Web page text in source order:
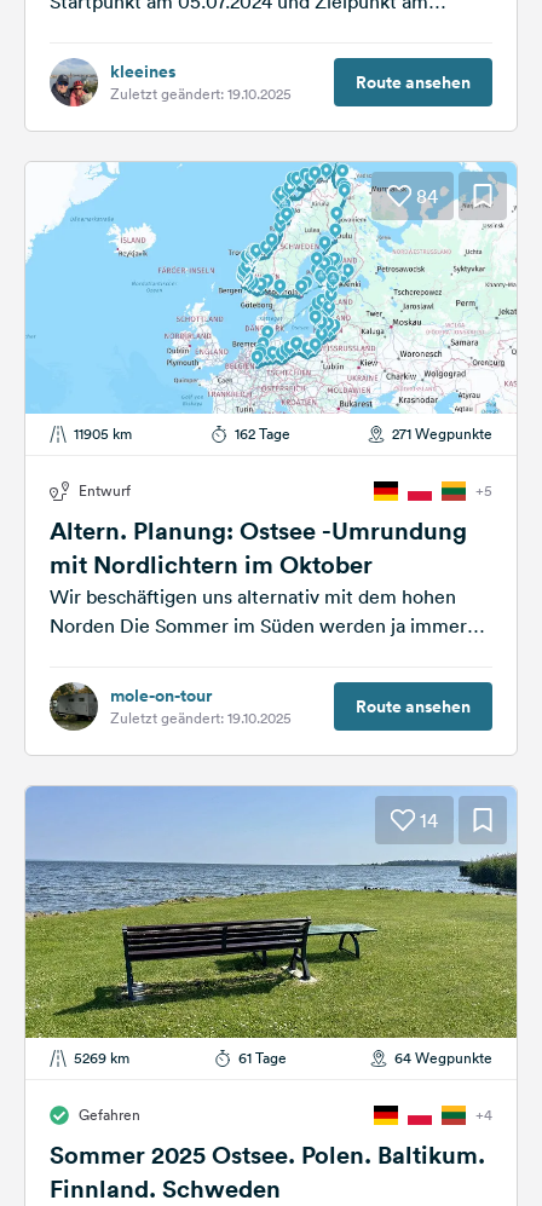
kleeines
Zuletzt geändert: 19.10.2025 Route ansehen
84
11905 km 162 Tage 271 Wegpunkte
Entwurf +5
Altern. Planung: Ostsee -Umrundung
mit Nordlichtern im Oktober
Wir beschäftigen uns alternativ mit dem hohen
Norden Die Sommer im Süden werden ja immer
mole-on-tour
Zuletzt geändert: 19.10.2025 Route ansehen
14
5269 km 61 Tage 64 Wegpunkte
Gefahren +4
Sommer 2025 Ostsee. Polen. Baltikum.
Finnland. Schweden